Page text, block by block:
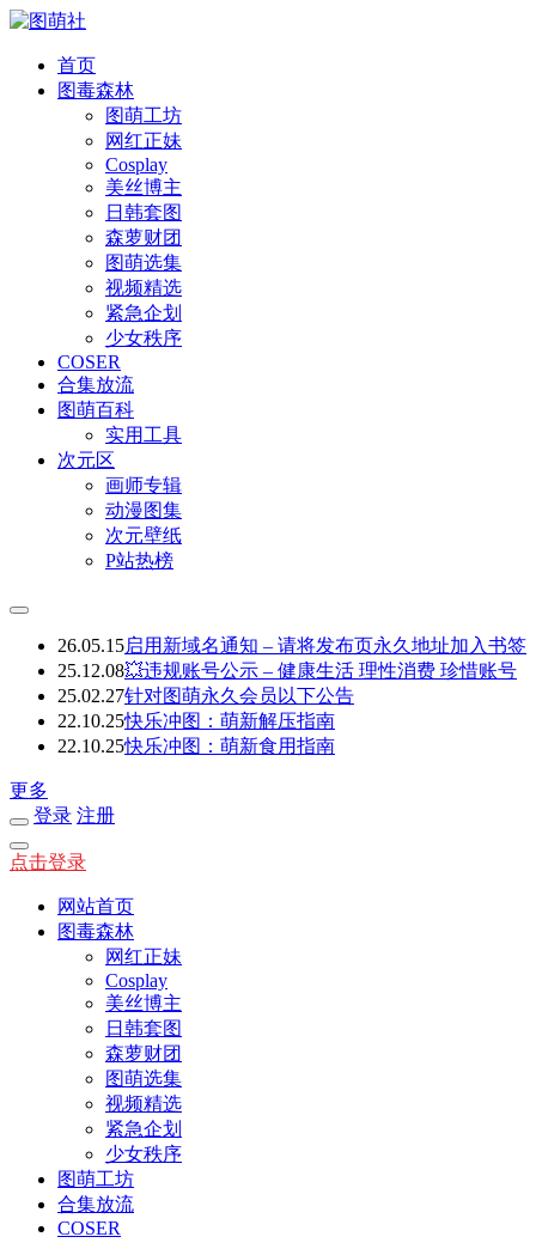
首页
图毒森林
图萌工坊
网红正妹
Cosplay
美丝博主
日韩套图
森萝财团
图萌选集
视频精选
紧急企划
少女秩序
COSER
合集放流
图萌百科
实用工具
次元区
画师专辑
动漫图集
次元壁纸
P站热榜
26.05.15启用新域名通知 – 请将发布页永久地址加入书签
25.12.08💥违规账号公示 – 健康生活 理性消费 珍惜账号
25.02.27针对图萌永久会员以下公告
22.10.25快乐冲图：萌新解压指南
22.10.25快乐冲图：萌新食用指南
更多
登录 注册
点击登录
网站首页
图毒森林
网红正妹
Cosplay
美丝博主
日韩套图
森萝财团
图萌选集
视频精选
紧急企划
少女秩序
图萌工坊
合集放流
COSER